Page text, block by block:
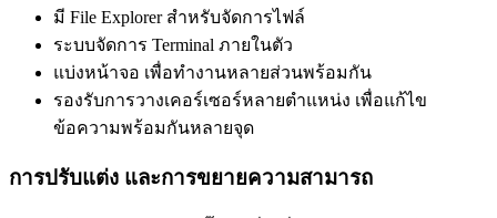
มี File Explorer สำหรับจัดการไฟล์
ระบบจัดการ Terminal ภายในตัว
แบ่งหน้าจอ เพื่อทำงานหลายส่วนพร้อมกัน
รองรับการวางเคอร์เซอร์หลายตำแหน่ง เพื่อแก้ไข
ข้อความพร้อมกันหลายจุด
การปรับแต่ง และการขยายความสามารถ